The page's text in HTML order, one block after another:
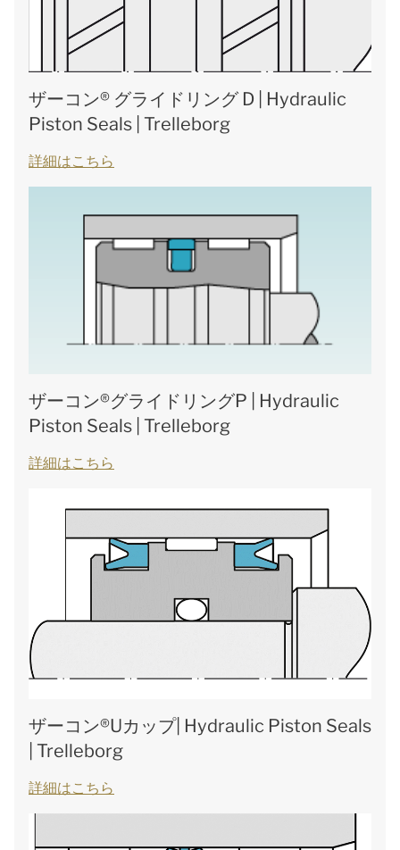
ザーコン® グライドリング D | Hydraulic
Piston Seals | Trelleborg
詳細はこちら
ザーコン®グライドリングP | Hydraulic
Piston Seals | Trelleborg
詳細はこちら
ザーコン®Uカップ| Hydraulic Piston Seals
| Trelleborg
詳細はこちら